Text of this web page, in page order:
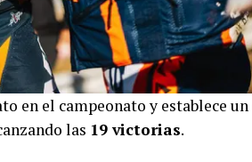
en el campeonato y establece
las 19 victorias.